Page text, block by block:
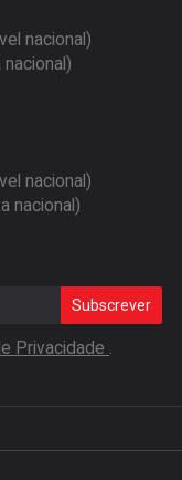
nacional)
nacional)
nacional)
Subscrever
Privacidade .